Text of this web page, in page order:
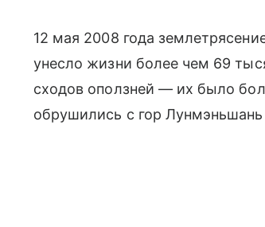
12 мая 2008 года
унесло жизни более чем 69
сходов оползней — их было
обрушились с гор Лунмэньшань